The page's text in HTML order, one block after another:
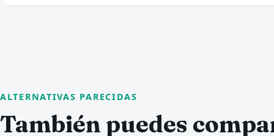
ALTERNATIVAS PARECIDAS
También puedes